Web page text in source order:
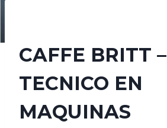
CAFFE BRITT –
TECNICO EN
MAQUINAS